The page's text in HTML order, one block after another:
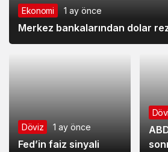
Ekonomi 1 ay önce
Merkez bankalarından dolar
Döviz 1 ay önce
Fed’in faiz sinyali